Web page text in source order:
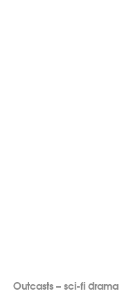
Outcasts – sci-fi